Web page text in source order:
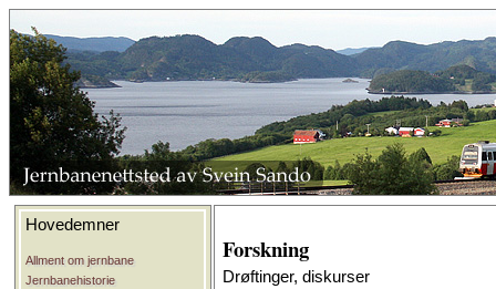
Hovedemner
Allment om jernbane
Jernbanehistorie
Forskning
Drøftinger, diskurser